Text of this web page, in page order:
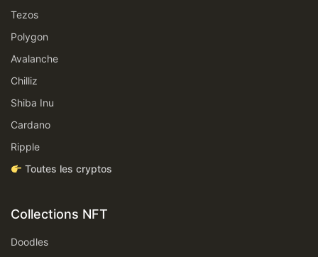
Tezos
Polygon
Avalanche
Chilliz
Shiba Inu
Cardano
Ripple
Toutes les cryptos
Collections NFT
Doodles